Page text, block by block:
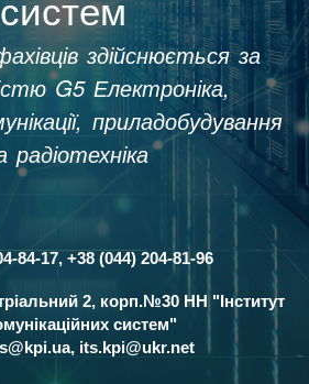
систем
здійснюється за
G5 Електроніка,
приладобудування
радіотехніка
84-17, +38 (044) 204-81-96
2, корп.№30 НН "Інститут
систем"
, its.kpi@ukr.net